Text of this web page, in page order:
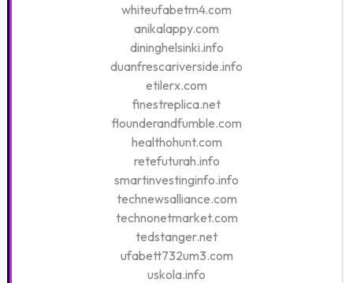
whiteufabetm4.com
anikalappy.com
dininghelsinki.info
duanfrescariverside.info
etilerx.com
finestreplica.net
flounderandfumble.com
healthohunt.com
retefuturah.info
smartinvestinginfo.info
technewsalliance.com
technonetmarket.com
tedstanger.net
ufabett732um3.com
uskola.info